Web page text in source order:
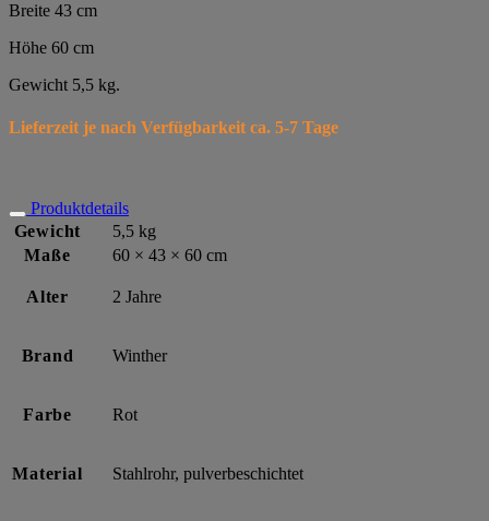
Breite 43 cm
Höhe 60 cm
Gewicht 5,5 kg.
Lieferzeit je nach Verfügbarkeit ca. 5-7 Tage
Produktdetails
Gewicht
5,5 kg
Maße
60 × 43 × 60 cm
Alter 2 Jahre
Brand Winther
Farbe Rot
Material Stahlrohr, pulverbeschichtet